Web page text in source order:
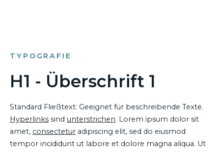
TYPOGRAFIE
H1 - Überschrift 1
Standard Fließtext: Geeignet für beschreibende Texte.
Hyperlinks sind unterstrichen. Lorem ipsum dolor sit
amet, consectetur adipiscing elit, sed do eiusmod
tempor incididunt ut labore et dolore magna aliqua. Ut